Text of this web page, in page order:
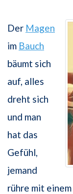
Der Magen
im Bauch
bäumt sich
auf, alles
dreht sich
und man
hat das
Gefühl,
jemand
rühre mit